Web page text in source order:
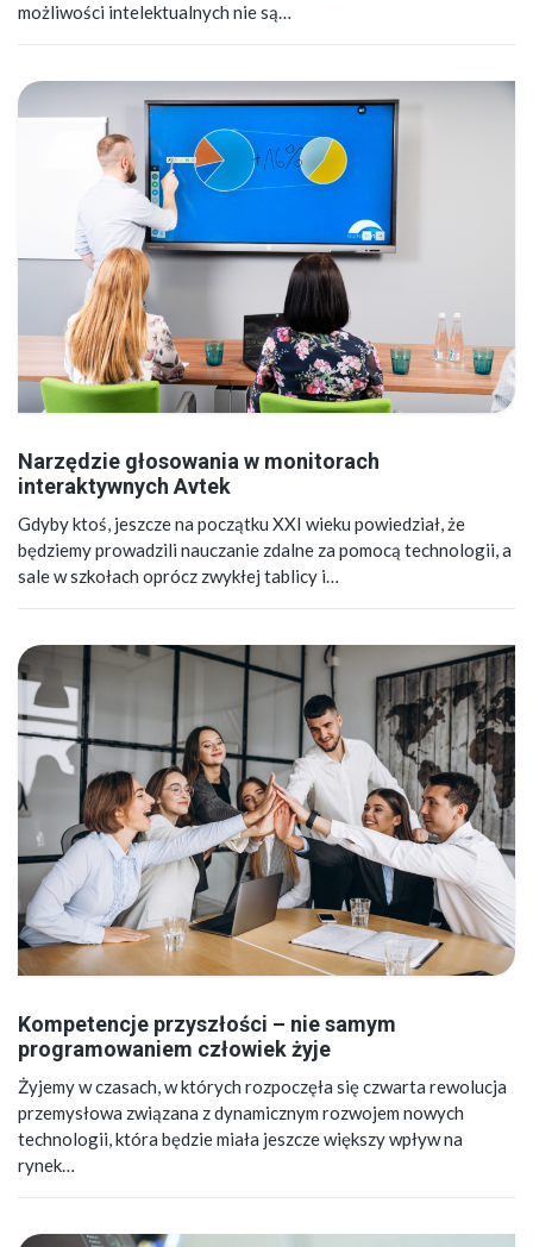
możliwości intelektualnych nie są…
Narzędzie głosowania w monitorach
interaktywnych Avtek
Gdyby ktoś, jeszcze na początku XXI wieku powiedział, że
będziemy prowadzili nauczanie zdalne za pomocą technologii, a
sale w szkołach oprócz zwykłej tablicy i…
Kompetencje przyszłości – nie samym
programowaniem człowiek żyje
Żyjemy w czasach, w których rozpoczęła się czwarta rewolucja
przemysłowa związana z dynamicznym rozwojem nowych
technologii, która będzie miała jeszcze większy wpływ na
rynek…